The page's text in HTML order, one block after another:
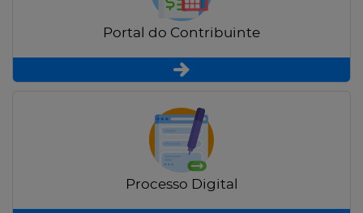
Portal do Contribuinte
Processo Digital